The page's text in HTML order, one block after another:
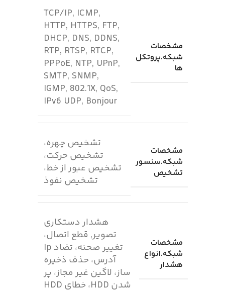
مشخصات
شبکه.پروتکل
ها
TCP/IP, ICMP,
HTTP, HTTPS, FTP,
DHCP, DNS, DDNS,
RTP, RTSP, RTCP,
PPPoE, NTP, UPnP,
SMTP, SNMP,
IGMP, 802.1X, QoS,
IPv6 UDP, Bonjour
مشخصات
شبکه.سنسور
تشخیص
تشخیص چهره،
تشخیص حرکت،
تشخیص عبور از خط،
تشخیص نفوذ
مشخصات
شبکه.انواع
هشدار
هشدار دستکاری
تصویر, قطع اتصال،
تغییر صحنه، تضاد Ip
آدرس، حذف ذخیره
ساز، لاگین غیر مجاز، پر
شدن HDD، خطای HDD